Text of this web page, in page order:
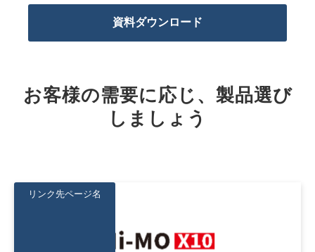
資料ダウンロード
お客様の需要に応じ、製品選び
しましょう
リンク先ページ名